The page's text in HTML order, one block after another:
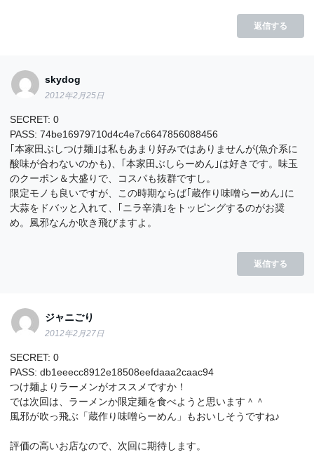
返信する
skydog
2012年2月25日
SECRET: 0
PASS: 74be16979710d4c4e7c6647856088456
｢本家田ぶしつけ麺｣は私もあまり好みではありませんが(魚介系に
酸味が合わないのかも)、｢本家田ぶしらーめん｣は好きです。味玉
のクーポン＆大盛りで、コスパも抜群ですし。
限定モノも良いですが、この時期ならば｢蔵作り味噌らーめん｣に
大蒜をドバッと入れて、｢ニラ辛漬｣をトッピングするのがお奨
め。風邪なんか吹き飛びますよ。
返信する
ジャニごり
2012年2月27日
SECRET: 0
PASS: db1eeecc8912e18508eefdaaa2caac94
つけ麺よりラーメンがオススメですか！
では次回は、ラーメンか限定麺を食べようと思います＾＾
風邪が吹っ飛ぶ「蔵作り味噌らーめん」もおいしそうですね♪
評価の高いお店なので、次回に期待します。